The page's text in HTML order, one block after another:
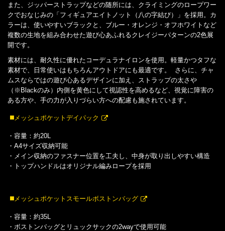
また、ジッパーストラップなどの随所には、クライミングのロープワー
クでおなじみの「フィギュアエイトノット（八の字結び）」を採用。カ
ラーは、使いやすいブラックと、ブルー・オレンジ・オフホワイトなど
複数の生地を組み合わせた遊び心あふれるクレイジーパターンの2色展
開です。
素材には、耐久性に優れたコーデュラナイロンを使用。軽量かつタフな
素材で、日常使いはもちろんアウトドアにも最適です。 さらに、チャ
ムスならではの遊び心あるデザインに加え、ストラップの太さや
（※Blackのみ）内側を黄色にして視認性を高めるなど、視覚に障害の
ある方や、手の力が入りづらい方への配慮も施されています。
◼️メッシュポケットデイパック
・容量：約20L
・A4サイズ収納可能
・メイン収納のファスナー位置を工夫し、中身が取り出しやすい構造
・トップハンドルはオリジナル編みロープを採用
◼️メッシュポケットスモールボストンバッグ
・容量：約35L
・ボストンバッグとリュックサックの2wayで使用可能